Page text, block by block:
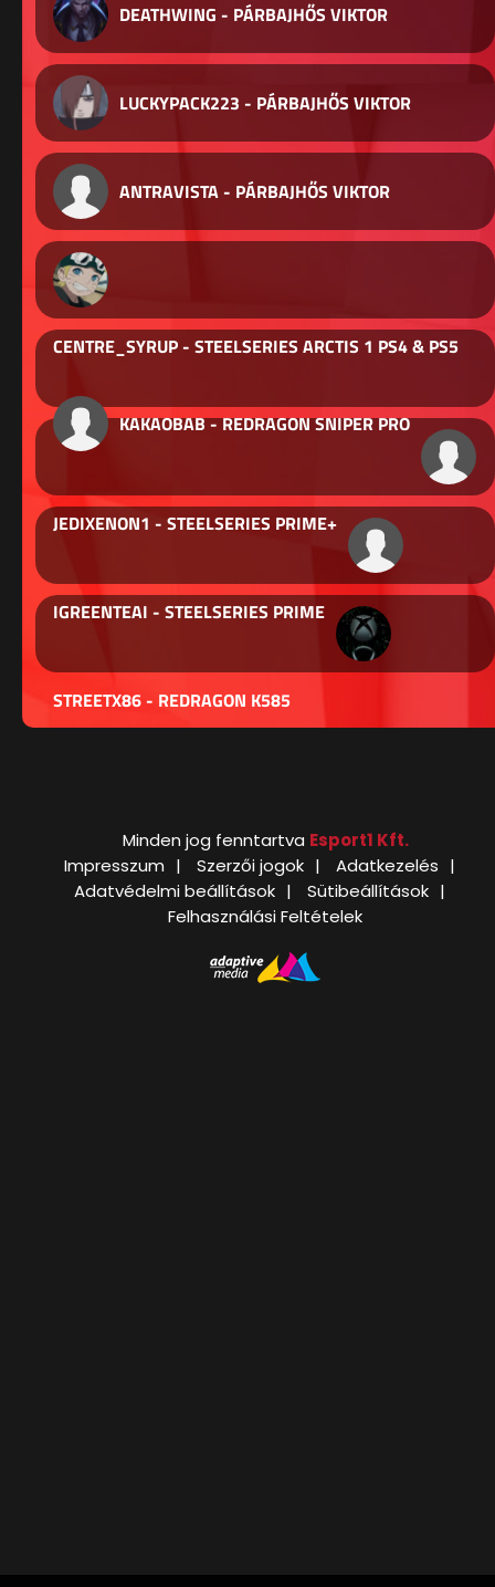
DEATHWING - PÁRBAJHŐS VIKTOR
LUCKYPACK223 - PÁRBAJHŐS VIKTOR
ANTRAVISTA - PÁRBAJHŐS VIKTOR
CENTRE_SYRUP - STEELSERIES ARCTIS 1 PS4 & PS5
KAKAOBAB - REDRAGON SNIPER PRO
JEDIXENON1 - STEELSERIES PRIME+
IGREENTEAI - STEELSERIES PRIME
STREETX86 - REDRAGON K585
Minden jog fenntartva Esport1 Kft.
Impresszum
Szerzői jogok
Adatkezelés
Adatvédelmi beállítások
Sütibeállítások
Felhasználási Feltételek